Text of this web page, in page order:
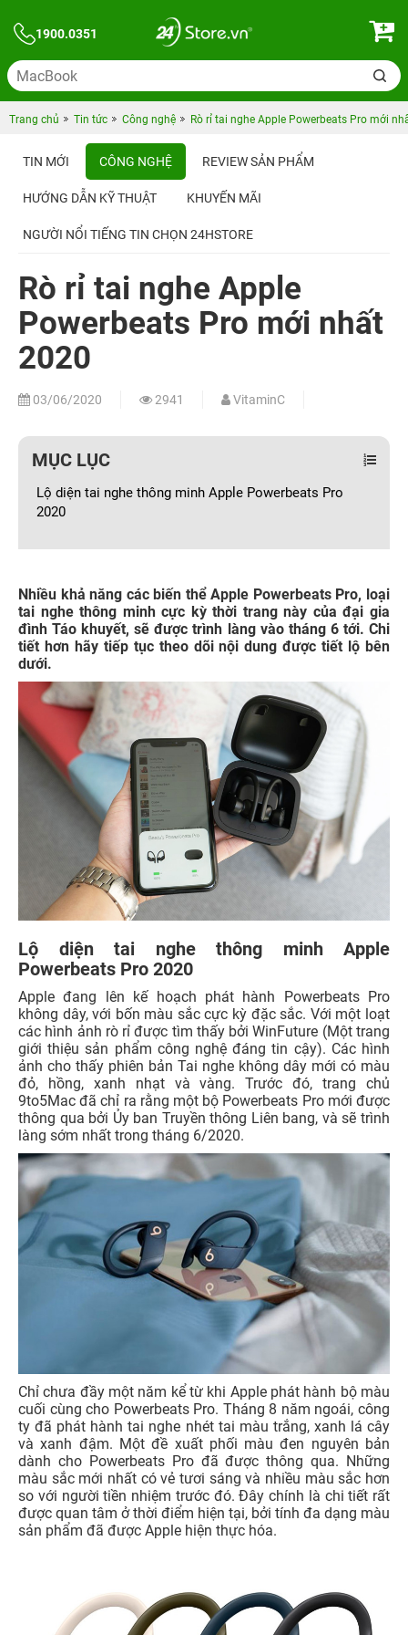
1900.0351
Trang chủ Tin tức Công nghệ Rò rỉ tai nghe Apple Powerbeats Pro mới
TIN MỚI CÔNG NGHỆ REVIEW SẢN PHẨM
HƯỚNG DẪN KỸ THUẬT KHUYẾN MÃI
NGƯỜI NỔI TIẾNG TIN CHỌN 24HSTORE
Rò rỉ tai nghe Apple
Powerbeats Pro mới nhất
2020
03/06/2020 2941 VitaminC
MỤC LỤC
Lộ diện tai nghe thông minh Apple Powerbeats Pro
2020
Nhiều khả năng các biến thể Apple Powerbeats Pro, loại
tai nghe thông minh cực kỳ thời trang này của đại gia
đình Táo khuyết, sẽ được trình làng vào tháng 6 tới. Chi
tiết hơn hãy tiếp tục theo dõi nội dung được tiết lộ bên
dưới.
Lộ diện tai nghe thông minh Apple
Powerbeats Pro 2020
Apple đang lên kế hoạch phát hành Powerbeats Pro
không dây, với bốn màu sắc cực kỳ đặc sắc. Với một loạt
các hình ảnh rò rỉ được tìm thấy bởi WinFuture (Một trang
giới thiệu sản phẩm công nghệ đáng tin cậy). Các hình
ảnh cho thấy phiên bản Tai nghe không dây mới có màu
đỏ, hồng, xanh nhạt và vàng. Trước đó, trang chủ
9to5Mac đã chỉ ra rằng một bộ Powerbeats Pro mới được
thông qua bởi Ủy ban Truyền thông Liên bang, và sẽ trình
làng sớm nhất trong tháng 6/2020.
Chỉ chưa đầy một năm kể từ khi Apple phát hành bộ màu
cuối cùng cho Powerbeats Pro. Tháng 8 năm ngoái, công
ty đã phát hành tai nghe nhét tai màu trắng, xanh lá cây
và xanh đậm. Một đề xuất phối màu đen nguyên bản
dành cho Powerbeats Pro đã được thông qua. Những
màu sắc mới nhất có vẻ tươi sáng và nhiều màu sắc hơn
so với người tiền nhiệm trước đó. Đây chính là chi tiết rất
được quan tâm ở thời điểm hiện tại, bởi tính đa dạng màu
sản phẩm đã được Apple hiện thực hóa.